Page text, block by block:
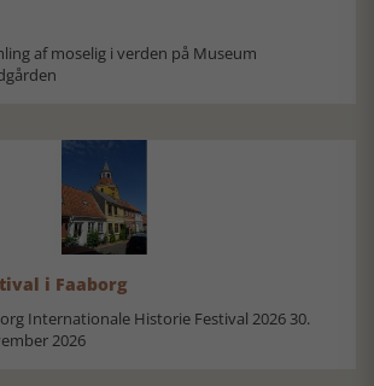
af moselig i verden på Museum
i Faaborg
Internationale Historie Festival 2026 30.
2026